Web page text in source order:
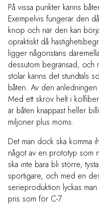
På vissa punkter känns
Exempelvis fungerar den
knop och när den kan
opraktiskt då
ligger någonstans
dessutom begränsad, och
stolar känns det stundtals
båten. Av den
Med ett skrov helt i
är båten knappast heller
miljoner plus moms.
Det man dock ska komma
något av en prototyp som
ska inte bara bli större,
sportigare, och med en
serieproduktion lyckas
pris som för C-7.